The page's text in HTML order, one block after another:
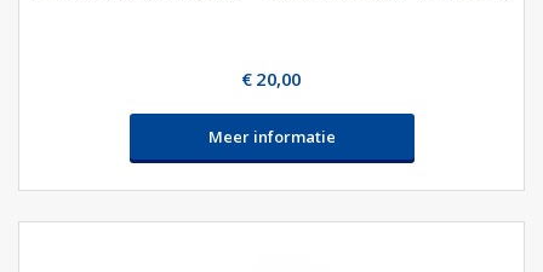
€ 20,00
Meer informatie